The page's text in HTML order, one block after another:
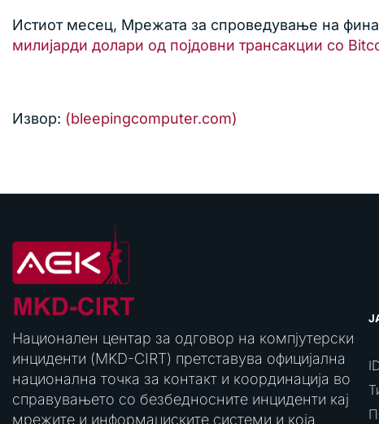
Истиот месец, Мрежата за спроведување на
милијарди долари од појдовни трансакции со
Извор: (bleepingcomputer.com)
Национален центар за одговор на компјутерски
инциденти (MKD-CIRT) претставува официјална
национална точка за контакт и координација во
справувањето со безбедносните инциденти кај
мрежите и информациските системи и која